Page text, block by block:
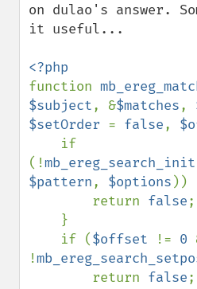
on dulao's answer.
it useful...
function
$subject, &$matches,
$setOrder = false,
(!mb_ereg_search_init
$pattern, $options ))
        return
false;
    if (
$offset != 0
!
        return
false;